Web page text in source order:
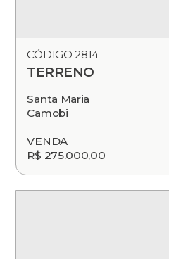
CÓDIGO 2814
TERRENO
Santa Maria
Camobi
VENDA
R$ 275.000,00